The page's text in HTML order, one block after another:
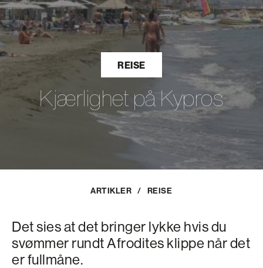
REISE
Kjærlighet på Kypros
ARTIKLER / REISE
Det sies at det bringer lykke hvis du
svømmer rundt Afrodites klippe når det
er fullmåne.